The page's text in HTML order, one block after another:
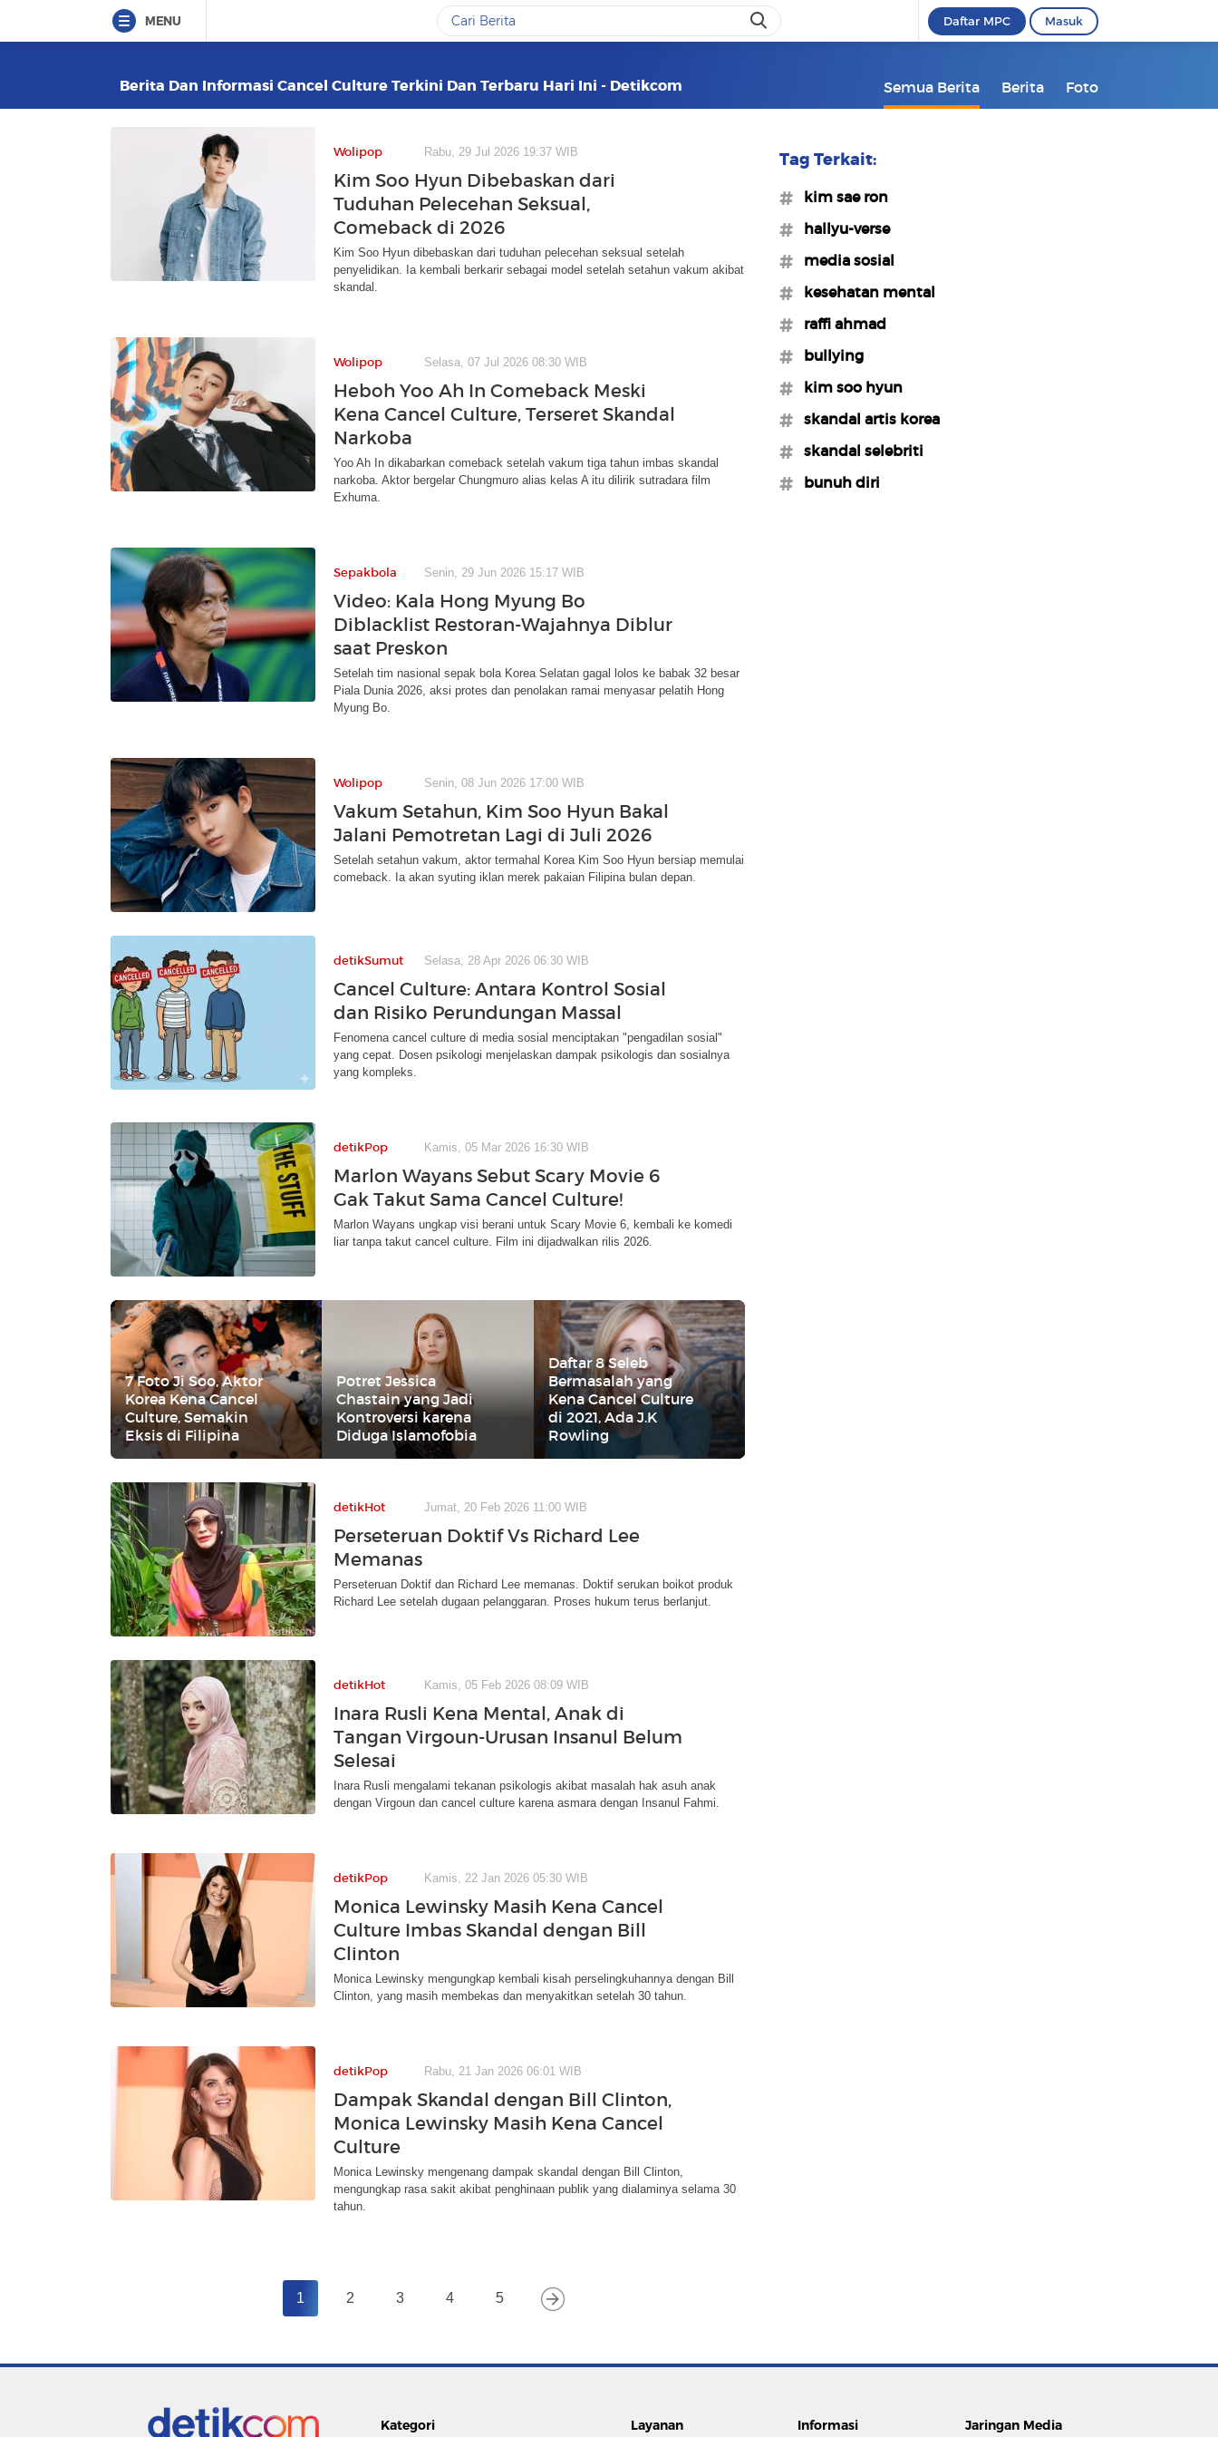
MENU Daftar MPC Masuk
Berita Dan Informasi Cancel Culture Terkini Dan Terbaru Hari Ini - Detikcom Semua Berita Berita Foto
Wolipop Rabu, 29 Jul 2026 19:37 WIB
Kim Soo Hyun Dibebaskan dari
Tuduhan Pelecehan Seksual,
Comeback di 2026
Kim Soo Hyun dibebaskan dari tuduhan pelecehan seksual setelah
penyelidikan. Ia kembali berkarir sebagai model setelah setahun vakum akibat
skandal.
Wolipop Selasa, 07 Jul 2026 08:30 WIB
Heboh Yoo Ah In Comeback Meski
Kena Cancel Culture, Terseret Skandal
Narkoba
Yoo Ah In dikabarkan comeback setelah vakum tiga tahun imbas skandal
narkoba. Aktor bergelar Chungmuro alias kelas A itu dilirik sutradara film
Exhuma.
Sepakbola Senin, 29 Jun 2026 15:17 WIB
Video: Kala Hong Myung Bo
Diblacklist Restoran-Wajahnya Diblur
saat Preskon
Setelah tim nasional sepak bola Korea Selatan gagal lolos ke babak 32 besar
Piala Dunia 2026, aksi protes dan penolakan ramai menyasar pelatih Hong
Myung Bo.
Wolipop Senin, 08 Jun 2026 17:00 WIB
Vakum Setahun, Kim Soo Hyun Bakal
Jalani Pemotretan Lagi di Juli 2026
Setelah setahun vakum, aktor termahal Korea Kim Soo Hyun bersiap memulai
comeback. Ia akan syuting iklan merek pakaian Filipina bulan depan.
detikSumut Selasa, 28 Apr 2026 06:30 WIB
Cancel Culture: Antara Kontrol Sosial
dan Risiko Perundungan Massal
Fenomena cancel culture di media sosial menciptakan "pengadilan sosial"
yang cepat. Dosen psikologi menjelaskan dampak psikologis dan sosialnya
yang kompleks.
detikPop Kamis, 05 Mar 2026 16:30 WIB
Marlon Wayans Sebut Scary Movie 6
Gak Takut Sama Cancel Culture!
Marlon Wayans ungkap visi berani untuk Scary Movie 6, kembali ke komedi
liar tanpa takut cancel culture. Film ini dijadwalkan rilis 2026.
7 Foto Ji Soo, Aktor
Korea Kena Cancel
Culture, Semakin
Eksis di Filipina
Potret Jessica
Chastain yang Jadi
Kontroversi karena
Diduga Islamofobia
Daftar 8 Seleb
Bermasalah yang
Kena Cancel Culture
di 2021, Ada J.K
Rowling
detikHot Jumat, 20 Feb 2026 11:00 WIB
Perseteruan Doktif Vs Richard Lee
Memanas
Perseteruan Doktif dan Richard Lee memanas. Doktif serukan boikot produk
Richard Lee setelah dugaan pelanggaran. Proses hukum terus berlanjut.
detikHot Kamis, 05 Feb 2026 08:09 WIB
Inara Rusli Kena Mental, Anak di
Tangan Virgoun-Urusan Insanul Belum
Selesai
Inara Rusli mengalami tekanan psikologis akibat masalah hak asuh anak
dengan Virgoun dan cancel culture karena asmara dengan Insanul Fahmi.
detikPop Kamis, 22 Jan 2026 05:30 WIB
Monica Lewinsky Masih Kena Cancel
Culture Imbas Skandal dengan Bill
Clinton
Monica Lewinsky mengungkap kembali kisah perselingkuhannya dengan Bill
Clinton, yang masih membekas dan menyakitkan setelah 30 tahun.
detikPop Rabu, 21 Jan 2026 06:01 WIB
Dampak Skandal dengan Bill Clinton,
Monica Lewinsky Masih Kena Cancel
Culture
Monica Lewinsky mengenang dampak skandal dengan Bill Clinton,
mengungkap rasa sakit akibat penghinaan publik yang dialaminya selama 30
tahun.
1 2 3 4 5
Tag Terkait:
#kim sae ron
#hallyu-verse
#media sosial
#kesehatan mental
#raffi ahmad
#bullying
#kim soo hyun
#skandal artis korea
#skandal selebriti
#bunuh diri
Kategori Layanan Informasi Jaringan Media